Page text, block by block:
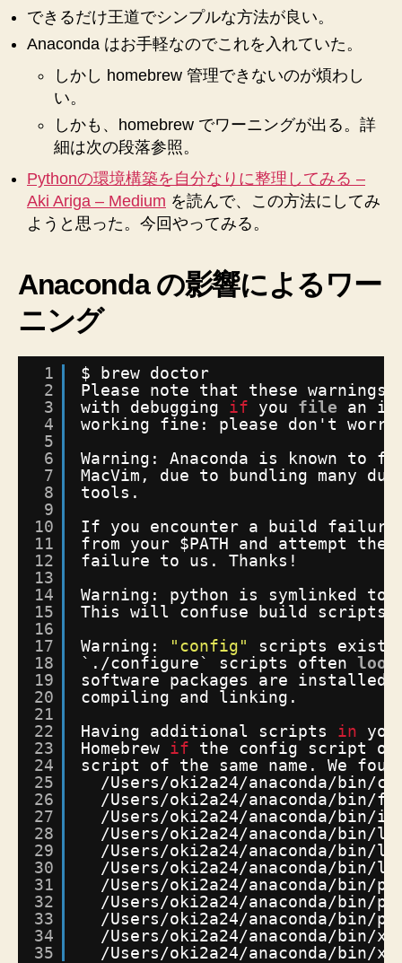
を
ン
ス
ル
し
PyCharm
の
設
定
え
できるだけ王道でシンプルな方法が良い。
Anaconda はお手軽なのでこれを入れていた。
しかし homebrew 管理できないのが煩わし
い。
しかも、homebrew でワーニングが出る。詳
細は次の段落参照。
Pythonの環境構築を自分なりに整理してみる –
Aki Ariga – Medium を読んで、この方法にしてみ
ようと思った。今回やってみる。
Anaconda の影響によるワー
ニング
1
2
3
4
5
6
7
8
9
10
11
12
13
14
15
16
17
18
19
20
21
22
23
24
25
26
27
28
29
30
31
32
33
34
35
$ brew doctor
Please note that these warnings
with debugging if you file
an
working fine: please don't
Warning: Anaconda is known to
MacVim, due to bundling many
tools.
If you encounter a build failure
from your $PATH and attempt
failure to us. Thanks!
Warning: python is symlinked to
This will confuse build scripts
Warning:
"config"
scripts exist
`. /configure` scripts often look
software packages are
compiling and linking.
Having additional scripts in
Homebrew if
the config script
script of the same name. We
/Users/oki2a24/anaconda/bin/
/Users/oki2a24/anaconda/bin/
/Users/oki2a24/anaconda/bin/
/Users/oki2a24/anaconda/bin/
/Users/oki2a24/anaconda/bin/
/Users/oki2a24/anaconda/bin/
/Users/oki2a24/anaconda/bin/
/Users/oki2a24/anaconda/bin/
/Users/oki2a24/anaconda/bin/
/Users/oki2a24/anaconda/bin/
/Users/oki2a24/anaconda/bin/